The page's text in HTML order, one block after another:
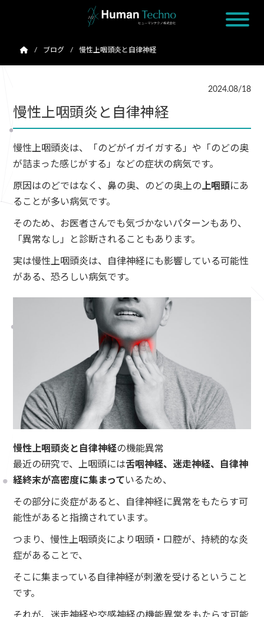
ブログ 慢性上咽頭炎と自律神経
2024.08/18
慢性上咽頭炎と自律神経
慢性上咽頭炎は、「のどがイガイガする」や「のどの奥
が詰まった感じがする」などの症状の病気です。
原因はのどではなく、鼻の奥、のどの奥上の 上咽頭にあ
ることが多い病気です。
そのため、お医者さんでも気づかないパターンもあり、
「異常なし」と診断されることもあります。
実は慢性上咽頭炎は、自律神経にも影響している可能性
がある、恐ろしい病気です。
慢性上咽頭炎と自律神経の機能異常
最近の研究で、上咽頭には舌咽神経、迷走神経、自律神
経終末が高密度に集まっているため、
その部分に炎症があると、自律神経に異常をもたらす可
能性があると指摘されています。
つまり、慢性上咽頭炎により咽頭・口腔が、持続的な炎
症があることで、
そこに集まっている自律神経が刺激を受けるということ
です。